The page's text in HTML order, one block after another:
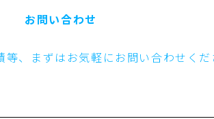
お問い合わせ
等、まずはお気軽にお問い合わせく